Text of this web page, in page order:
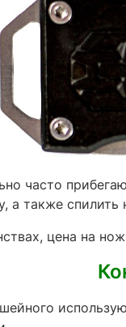
часто
а также спилить
цена на